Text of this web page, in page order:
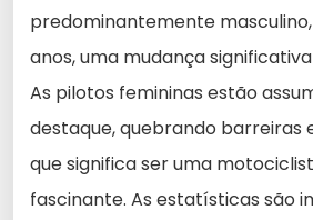
predominantemente
anos, uma mudança
As pilotos femininas estão
destaque, quebrando barreiras
que significa ser uma
fascinante. As estatísticas são